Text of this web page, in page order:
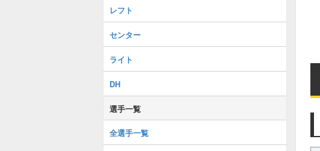
レフト
センター
ライト
DH
選手一覧
全選手一覧